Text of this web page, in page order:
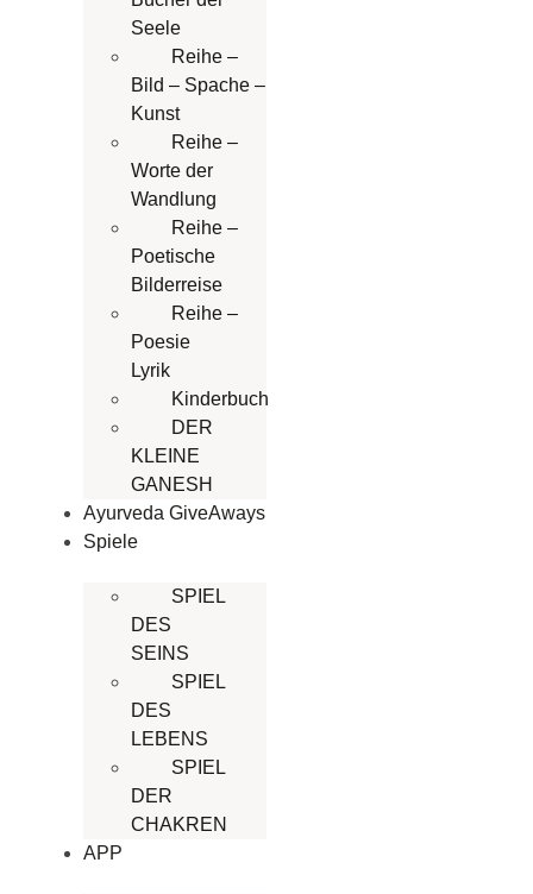
Seele
Reihe –
Bild – Spache –
Kunst
Reihe –
Worte der
Wandlung
Reihe –
Poetische
Bilderreise
Reihe –
Poesie
Lyrik
Kinderbuch
DER
KLEINE
GANESH
Ayurveda GiveAways
Spiele
SPIEL
DES
SEINS
SPIEL
DES
LEBENS
SPIEL
DER
CHAKREN
APP